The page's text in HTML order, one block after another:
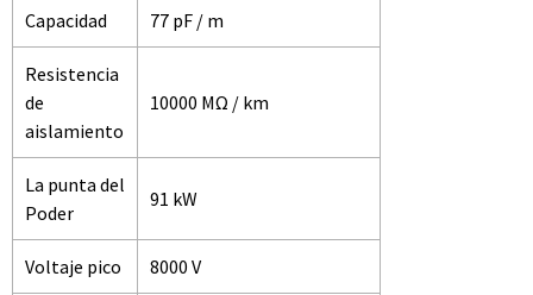
Capacidad 77 pF / m
Resistencia
de
aislamiento
10000 MΩ / km
La punta del
Poder
91 kW
Voltaje pico 8000 V